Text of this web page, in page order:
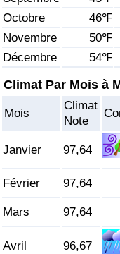
Octobre
46℉
Novembre
50℉
Décembre
54℉
Climat Par Mois à
Mois
Climat
Note
Janvier 97,64
Février 97,64
Mars 97,64
Avril 96,67
Soins de santé
Indice des soins de
Indice des soins de
Indice de Pollution
Indice de pollution